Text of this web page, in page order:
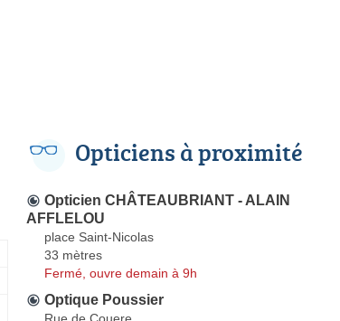
Opticiens à proximité
Opticien CHÂTEAUBRIANT - ALAIN
AFFLELOU
place Saint-Nicolas
33 mètres
Fermé, ouvre demain à 9h
Optique Poussier
Rue de Couere